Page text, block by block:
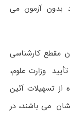
ارشد بدون آزمون می
مقطع کارشناسی
وزارت علوم،
از تسهیلات آئین
می باشند، در